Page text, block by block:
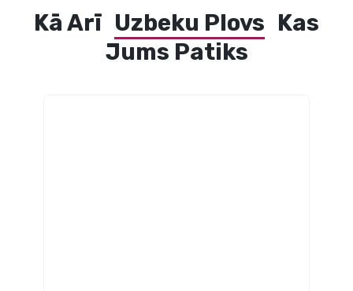
Kā Arī Uzbeku Plovs Kas
Jums Patiks